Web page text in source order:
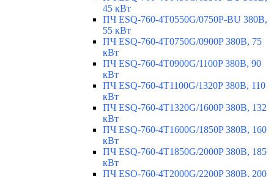
45 кВт
ПЧ ESQ-760-4T0550G/0750P-BU 380В,
55 кВт
ПЧ ESQ-760-4T0750G/0900P 380В, 75
кВт
ПЧ ESQ-760-4T0900G/1100P 380В, 90
кВт
ПЧ ESQ-760-4T1100G/1320P 380В, 110
кВт
ПЧ ESQ-760-4T1320G/1600P 380В, 132
кВт
ПЧ ESQ-760-4T1600G/1850P 380В, 160
кВт
ПЧ ESQ-760-4T1850G/2000P 380В, 185
кВт
ПЧ ESQ-760-4T2000G/2200P 380В, 200